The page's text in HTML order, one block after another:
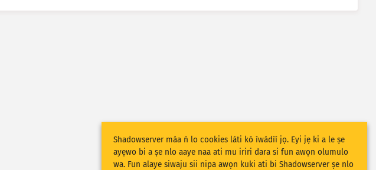
Shadowserver máa ń lo cookies láti kó ìwádìí jọ. Eyi jẹ ki a le ṣe
ayẹwo bi a ṣe nlo aaye naa ati mu iriri dara si fun awọn olumulo
wa. Fun alaye siwaju sii nipa awọn kuki ati bi Shadowserver ṣe nlo